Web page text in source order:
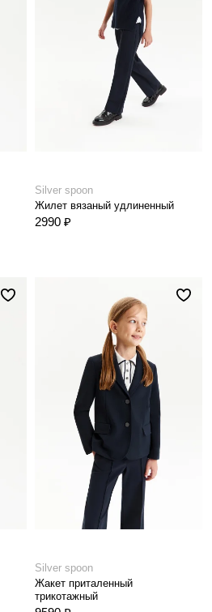
Silver spoon
Жилет вязаный удлиненный
2990 ₽
Silver spoon
Жакет приталенный
трикотажный